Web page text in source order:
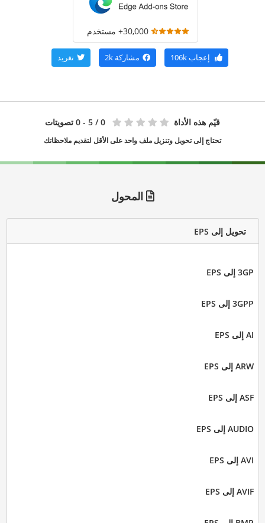
30,000+ مستخدم
إعجاب106k مشاركة 2k تغريد
قيّم هذه الأداة 0 / 5 - 0 تصويتات
تحتاج إلى تحويل وتنزيل ملف واحد على الأقل لتقديم ملاحظاتك
المحول
تحويل إلى EPS
3GP إلى EPS
3GPP إلى EPS
AI إلى EPS
ARW إلى EPS
ASF إلى EPS
AUDIO إلى EPS
AVI إلى EPS
AVIF إلى EPS